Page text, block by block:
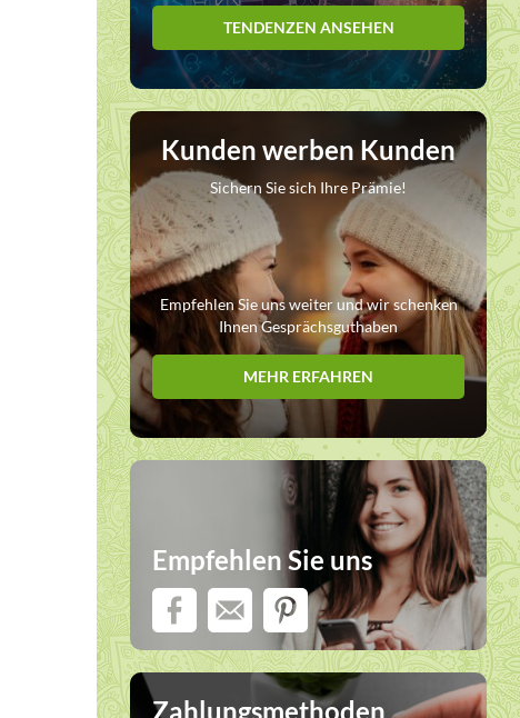
TENDENZEN ANSEHEN
Kunden werben Kunden
Sichern Sie sich Ihre Prämie!
Empfehlen Sie uns weiter und wir schenken
Ihnen Gesprächsguthaben
MEHR ERFAHREN
Empfehlen Sie uns
Zahlungsmethoden